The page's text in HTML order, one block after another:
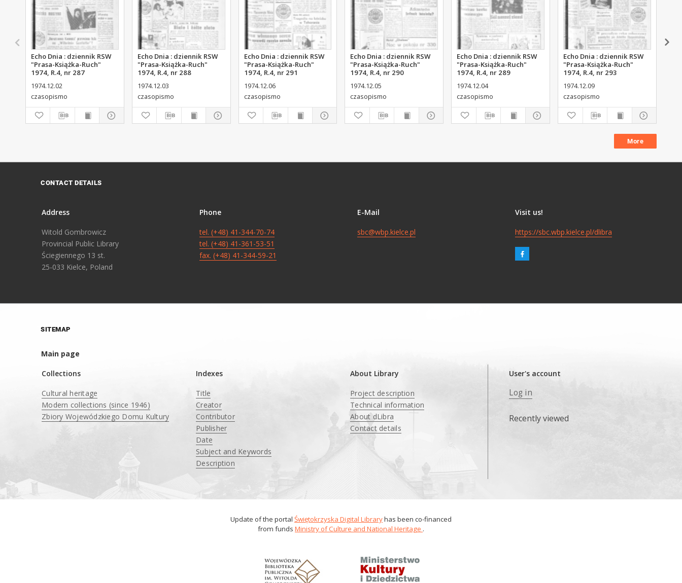
Echo Dnia : dziennik RSW
"Prasa-Książka-Ruch"
1974, R.4, nr 287
1974.12.02
czasopismo
Echo Dnia : dziennik RSW
"Prasa-Książka-Ruch"
1974, R.4, nr 288
1974.12.03
czasopismo
Echo Dnia : dziennik RSW
"Prasa-Książka-Ruch"
1974, R.4, nr 291
1974.12.06
czasopismo
Echo Dnia : dziennik RSW
"Prasa-Książka-Ruch"
1974, R.4, nr 290
1974.12.05
czasopismo
Echo Dnia : dziennik RSW
"Prasa-Książka-Ruch"
1974, R.4, nr 289
1974.12.04
czasopismo
Echo Dnia : dziennik RSW
"Prasa-Książka-Ruch"
1974, R.4, nr 293
1974.12.09
czasopismo
More
CONTACT DETAILS
Address
Witold Gombrowicz
Provincial Public Library
Ściegiennego 13 st.
25-033 Kielce, Poland
Phone
tel. (+48) 41-344-70-74
tel. (+48) 41-361-53-51
fax. (+48) 41-344-59-21
E-Mail
sbc@wbp.kielce.pl
Visit us!
https://sbc.wbp.kielce.pl/dlibra
SITEMAP
Main page
Collections
Cultural heritage
Modern collections (since 1946)
Zbiory Wojewódzkiego Domu Kultury
Indexes
Title
Creator
Contributor
Publisher
Date
Subject and Keywords
Description
About Library
Project description
Technical information
About dLibra
Contact details
User's account
Log in
Recently viewed
Update of the portal Świętokrzyska Digital Libraryhas been co-financed
from funds Ministry of Culture and National Heritage .